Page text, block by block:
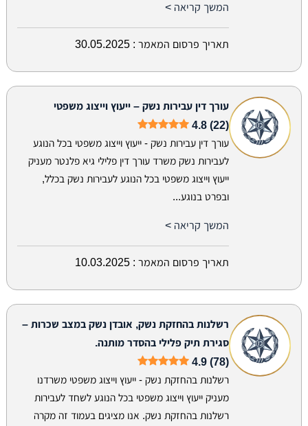
המשך קריאה >
תאריך פרסום המאמר : 30.05.2025
עורך דין עבירות נשק – ייעוץ וייצוג משפטי
4.8 (22)
עורך דין עבירות נשק - ייעוץ וייצוג משפטי בכל הנוגע
לעבירות נשק משרד עורך דין פלילי גיא פלנטר מעניק
ייעוץ וייצוג משפטי בכל הנוגע לעבירות נשק בכלל,
ובפרט בנוגע...
המשך קריאה >
תאריך פרסום המאמר : 10.03.2025
רשלנות בהחזקת נשק, אובדן נשק במצב שכרות –
סגירת תיק פלילי בהסדר מותנה.
4.9 (78)
רשלנות בהחזקת נשק - ייעוץ וייצוג משפטי משרדנו
מעניק ייעוץ וייצוג משפטי בכל הנוגע לשחד לעבירות
רשלנות בהחזקת נשק. אנו מציגים בעמוד זה מקרה